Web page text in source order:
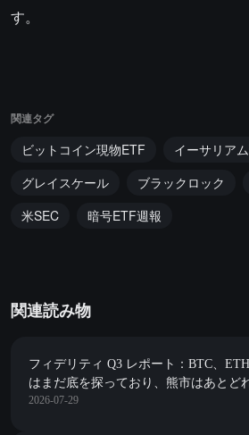
す。
関連タグ
ビットコイン現物ETF
イーサリア
グレイスケール
ブラックロック
米SEC
暗号ETF週報
関連読み物
フィデリティ Q3 レポート：BTC、
はまだ底を探っており、熊市はあとど
続くのか？
2026-07-29